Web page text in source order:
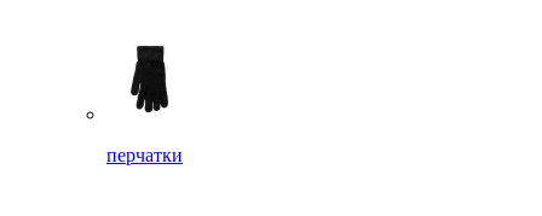
перчатки